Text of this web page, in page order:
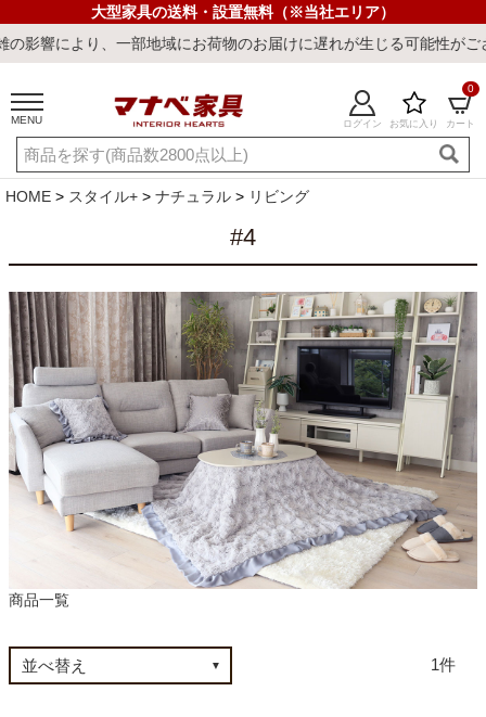
大型家具の送料・設置無料（※当社エリア）
響により、一部地域にお荷物のお届けに遅れが生じる可能性がござ
MENU ログイン お気に入り カート
0
ご利用ガイド 新規会員登録
店舗一覧 閲覧履歴
キーワード・商品番号で探す
最短発送 冷感ラグ 冷感寝具 ワークデスク ウィルトンラ
HOME スタイル+ ナチュラル リビング
#4
商品一覧
1